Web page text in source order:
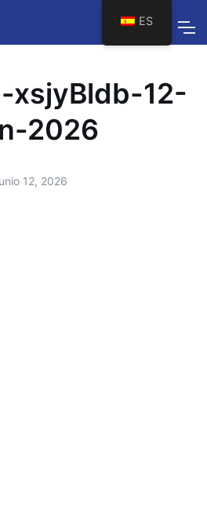
xsjyBldb-12-
2026
12, 2026
ES